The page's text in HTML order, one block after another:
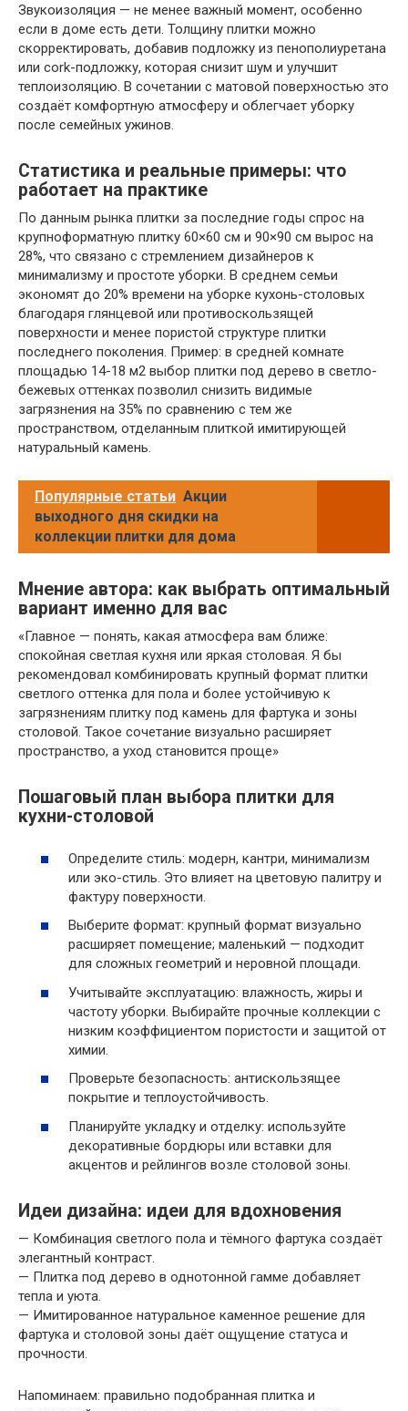
Звукоизоляция — не менее важный момент, особенно
если в доме есть дети. Толщину плитки можно
скорректировать, добавив подложку из пенополиуретана
или cork-подложку, которая снизит шум и улучшит
теплоизоляцию. В сочетании с матовой поверхностью это
создаёт комфортную атмосферу и облегчает уборку
после семейных ужинов.
Статистика и реальные примеры: что
работает на практике
По данным рынка плитки за последние годы спрос на
крупноформатную плитку 60×60 см и 90×90 см вырос на
28%, что связано с стремлением дизайнеров к
минимализму и простоте уборки. В среднем семьи
экономят до 20% времени на уборке кухонь-столовых
благодаря глянцевой или противоскользящей
поверхности и менее пористой структуре плитки
последнего поколения. Пример: в средней комнате
площадью 14-18 м2 выбор плитки под дерево в светло-
бежевых оттенках позволил снизить видимые
загрязнения на 35% по сравнению с тем же
пространством, отделанным плиткой имитирующей
натуральный камень.
Популярные статьи Акции
выходного дня скидки на
коллекции плитки для дома
Мнение автора: как выбрать оптимальный
вариант именно для вас
«Главное — понять, какая атмосфера вам ближе:
спокойная светлая кухня или яркая столовая. Я бы
рекомендовал комбинировать крупный формат плитки
светлого оттенка для пола и более устойчивую к
загрязнениям плитку под камень для фартука и зоны
столовой. Такое сочетание визуально расширяет
пространство, а уход становится проще»
Пошаговый план выбора плитки для
кухни-столовой
Определите стиль: модерн, кантри, минимализм
или эко-стиль. Это влияет на цветовую палитру и
фактуру поверхности.
Выберите формат: крупный формат визуально
расширяет помещение; маленький — подходит
для сложных геометрий и неровной площади.
Учитывайте эксплуатацию: влажность, жиры и
частоту уборки. Выбирайте прочные коллекции с
низким коэффициентом пористости и защитой от
химии.
Проверьте безопасность: антискользящее
покрытие и теплоустойчивость.
Планируйте укладку и отделку: используйте
декоративные бордюры или вставки для
акцентов и рейлингов возле столовой зоны.
Идеи дизайна: идеи для вдохновения
— Комбинация светлого пола и тёмного фартука создаёт
элегантный контраст.
— Плитка под дерево в однотонной гамме добавляет
тепла и уюта.
— Имитированное натуральное каменное решение для
фартука и столовой зоны даёт ощущение статуса и
прочности.
Напоминаем: правильно подобранная плитка и